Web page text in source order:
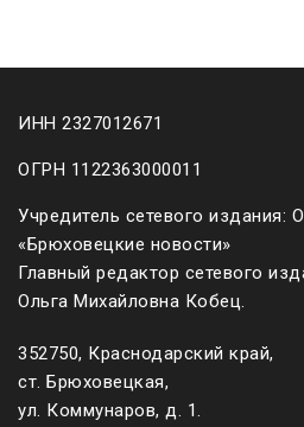
ИНН 2327012671
ОГРН 1122363000011
Учредитель сетевого издания:
«Брюховецкие новости»
Главный редактор сетевого
Ольга Михайловна Кобец.
352750, Краснодарский край,
ст. Брюховецкая,
ул. Коммунаров, д. 1.